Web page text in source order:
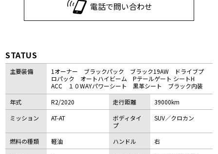
電話で問い合わせ
STATUS
主要装備
1オーナー ブラックパック ブラック19AW ドライブプ
ロパック オートハイビーム Pテールゲート シートH
ACC １０WAYパワーシート 黒革シート ブラック内装
年式
R2/2020 走行距離
39000km
ミッション
AT-AT
ボディタイ
プ
SUV／クロカン
燃料の種類 軽油 ハンドル
右